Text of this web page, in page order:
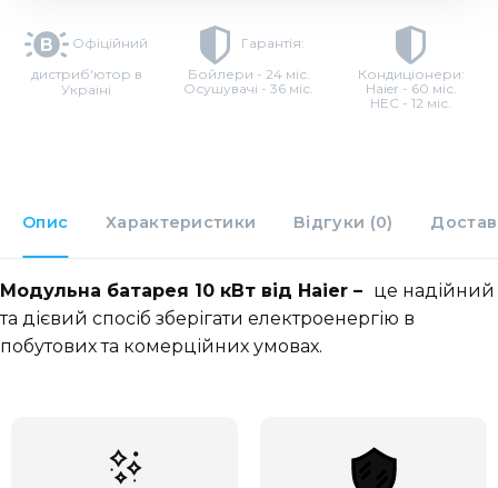
Офіційний
дистриб'ютор в
Україні
Гарантія:
Бойлери - 24 міс.
Осушувачі - 36 міс.
Кондиціонери:
Haier - 60 міс.
HEC - 12 міс.
Опис Характеристики Відгуки (0)
Модульна батарея 10 кВт від Haier – це надійний
та дієвий спосіб зберігати електроенергію в
побутових та комерційних умовах.